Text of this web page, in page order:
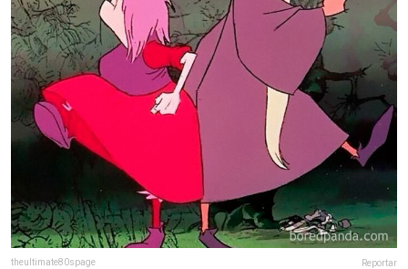
theultimate80spage Reportar